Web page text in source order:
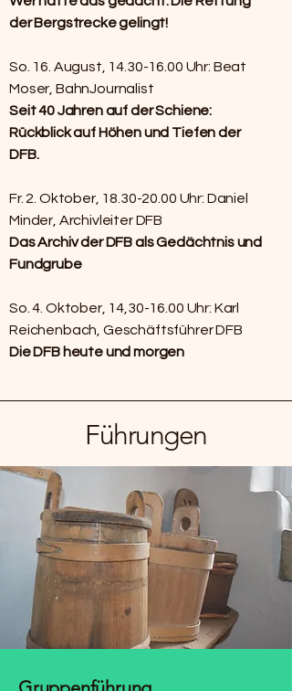
der Bergstrecke gelingt!
So. 16. August, 14.30-16.00 Uhr: Beat
Moser, BahnJournalist
Seit 40 Jahren auf der Schiene:
Rückblick auf Höhen und Tiefen der
DFB.
Fr. 2. Oktober, 18.30-20.00 Uhr: Daniel
Minder, Archivleiter DFB
Das Archiv der DFB als Gedächtnis und
Fundgrube
So. 4. Oktober, 14,30-16.00 Uhr: Karl
Reichenbach, Geschäftsführer DFB
Die DFB heute und morgen
Führungen